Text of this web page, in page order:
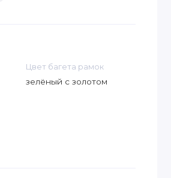
Цвет багета рамок
зелёный с золотом